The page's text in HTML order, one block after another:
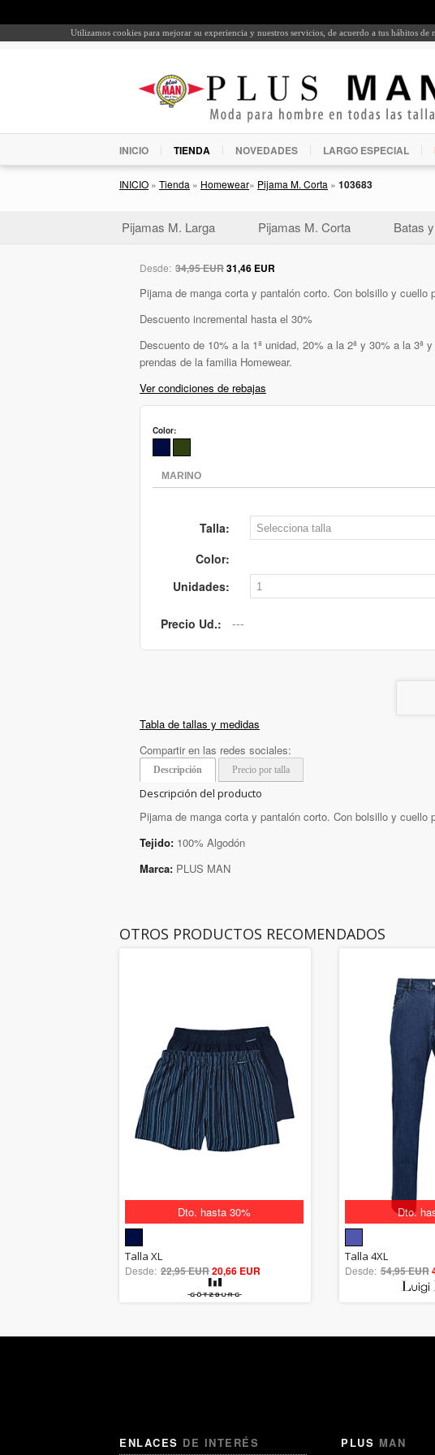
Utilizamos cookies para mejorar su experiencia y nuestros servicios, de acuerdo a tus hábitos
INICIO TIENDA NOVEDADES LARGO ESPECIAL
INICIO » Tienda » Homewear» Pijama M. Corta » 103683
Pijamas M. Larga Pijamas M. Corta Batas
Desde: 34,95 EUR31,46 EUR
Pijama de manga corta y pantalón corto. Con bolsillo y cuello
Descuento incremental hasta el 30%
Descuento de 10% a la 1ª unidad, 20% a la 2ª y 30% a la 3ª
prendas de la familia Homewear.
Ver condiciones de rebajas
Color:
Talla:
Color:
Unidades:
Precio Ud.:
Tabla de tallas y medidas
Compartir en las redes sociales:
Descripción Precio por talla
Descripción del producto
Pijama de manga corta y pantalón corto. Con bolsillo y cuello
Tejido: 100% Algodón
Marca: PLUS MAN
OTROS PRODUCTOS RECOMENDADOS
Dto. hasta 30%
out of 5
Talla XL
Desde: 22,95 EUR20,66 EUR
Dto.
out of
Talla 4XL
Desde: 54,95 EUR
ENLACES DE INTERÉS PLUS MAN